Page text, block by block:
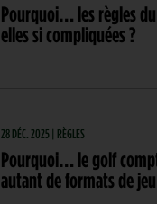
Pourquoi… les règles
elles si compliquées ?
28 DÉC. 2025 | RÈGLES
Pourquoi… le golf
autant de formats de